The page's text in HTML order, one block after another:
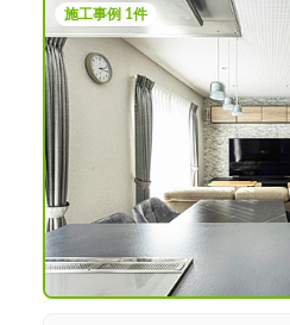
施工事例 1件